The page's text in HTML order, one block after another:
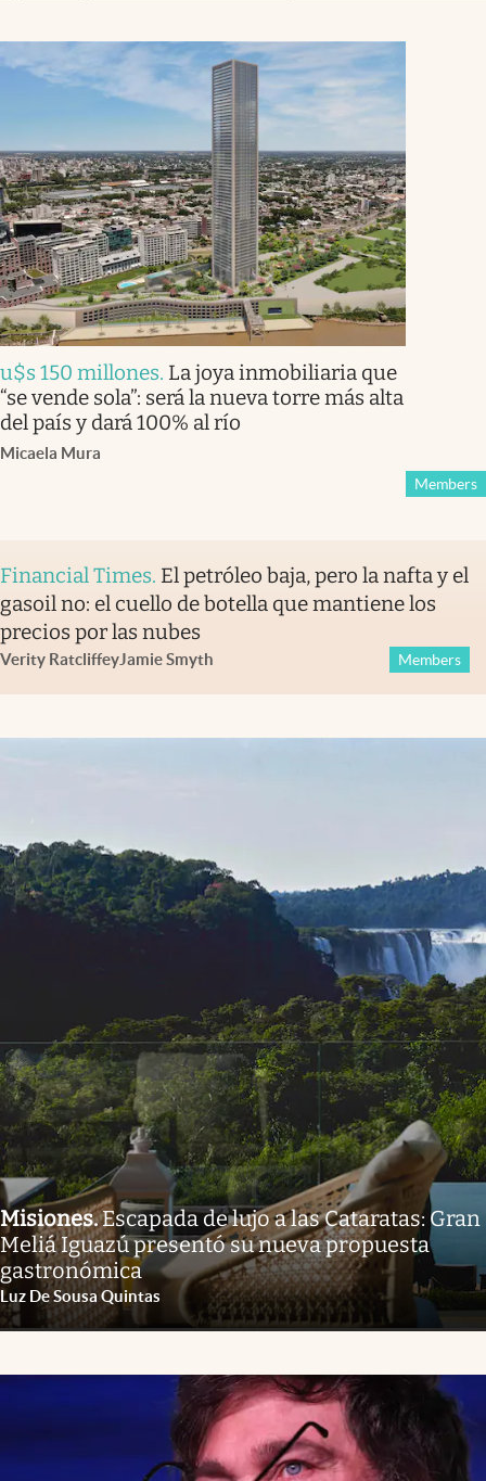
u$s 150 millones. La joya inmobiliaria que
“se vende sola”: será la nueva torre más alta
del país y dará 100% al río
Micaela Mura
Members
Financial Times. El petróleo baja, pero la nafta y el
gasoil no: el cuello de botella que mantiene los
precios por las nubes
Verity RatcliffeyJamie Smyth Members
Misiones.Escapada de lujo a las Cataratas: Gran
Meliá Iguazú presentó su nueva propuesta
gastronómica
Luz De Sousa Quintas